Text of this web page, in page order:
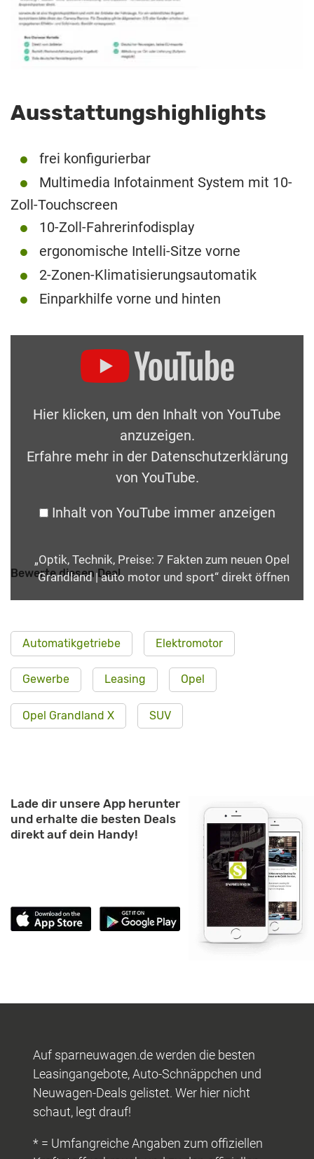
Ausstattungshighlights
frei konfigurierbar
Multimedia Infotainment System mit 10-
Zoll-Touchscreen
10-Zoll-Fahrerinfodisplay
ergonomische Intelli-Sitze vorne
2-Zonen-Klimatisierungsautomatik
Einparkhilfe vorne und hinten
Hier klicken, um den Inhalt von YouTube
anzuzeigen.
Erfahre mehr in der Datenschutzerklärung
von YouTube.
Inhalt von YouTube immer anzeigen
„Optik, Technik, Preise: 7 Fakten zum neuen Opel
Grandland | auto motor und sport“ direkt öffnen
Bewerte diesen Deal
Automatikgetriebe Elektromotor
Gewerbe Leasing Opel
Opel Grandland X SUV
Lade dir unsere App herunter
und erhalte die besten Deals
direkt auf dein Handy!
Auf sparneuwagen.de werden die besten
Leasingangebote, Auto-Schnäppchen und
Neuwagen-Deals gelistet. Wer hier nicht
schaut, legt drauf!
* = Umfangreiche Angaben zum offiziellen